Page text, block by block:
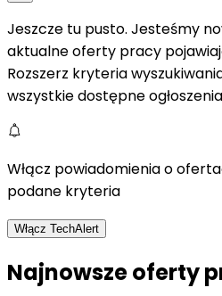
Jeszcze tu pusto. Jesteśmy
aktualne oferty pracy
Rozszerz kryteria
wszystkie dostępne
Włącz powiadomienia o
podane kryteria
Włącz TechAlert
Najnowsze oferty